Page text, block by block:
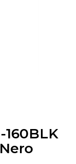
160BLK